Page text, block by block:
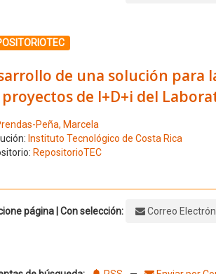
el número de resultado 1
de una solución para
proyectos de I+D+i del
Peña, Marcela
Instituto Tecnológico de Costa Rica
RepositorioTEC
página | Con selección: Correo